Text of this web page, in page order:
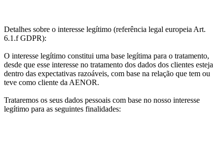
Detalhes sobre o interesse legítimo (referência legal europeia Art.
6.1.f GDPR):
O interesse legítimo constitui uma base legítima para o tratamento,
desde que esse interesse no tratamento dos dados dos clientes esteja
dentro das expectativas razoáveis, com base na relação que tem ou
teve como cliente da AENOR.
Trataremos os seus dados pessoais com base no nosso interesse
legítimo para as seguintes finalidades: